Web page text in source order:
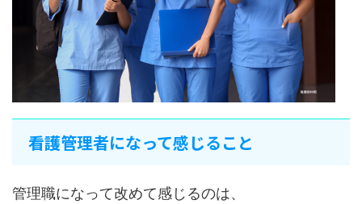
看護管理者になって感じること
管理職になって改めて感じるのは、